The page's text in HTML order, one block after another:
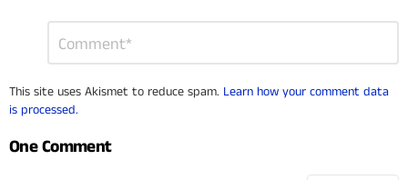
This site uses Akismet to reduce spam. Learn how your comment data
is processed.
One Comment